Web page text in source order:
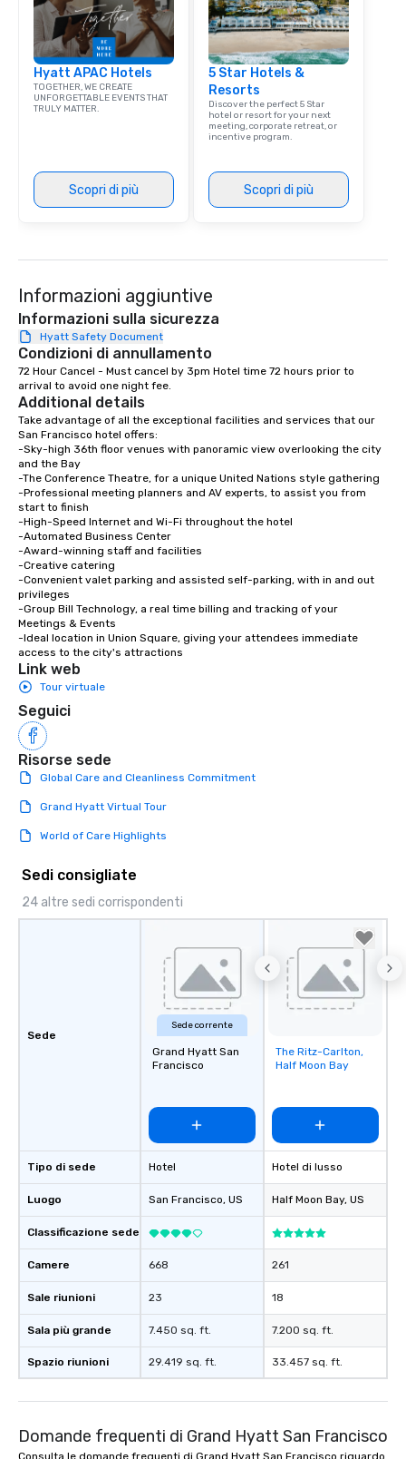
Hyatt APAC Hotels
TOGETHER, WE CREATE
UNFORGETTABLE EVENTS THAT
TRULY MATTER.
Scopri di più
5 Star Hotels &
Resorts
Discover the perfect 5 Star
hotel or resort for your next
meeting, corporate retreat, or
incentive program.
Scopri di più
Informazioni aggiuntive
Informazioni sulla sicurezza
Hyatt Safety Document
Condizioni di annullamento
72 Hour Cancel - Must cancel by 3pm Hotel time 72 hours prior to
arrival to avoid one night fee.
Additional details
Take advantage of all the exceptional facilities and services that our
San Francisco hotel offers:
-Sky-high 36th floor venues with panoramic view overlooking the city
and the Bay
-The Conference Theatre, for a unique United Nations style gathering
-Professional meeting planners and AV experts, to assist you from
start to finish
-High-Speed Internet and Wi-Fi throughout the hotel
-Automated Business Center
-Award-winning staff and facilities
-Creative catering
-Convenient valet parking and assisted self-parking, with in and out
privileges
-Group Bill Technology, a real time billing and tracking of your
Meetings & Events
-Ideal location in Union Square, giving your attendees immediate
access to the city's attractions
Link web
Tour virtuale
Seguici
Risorse sede
Global Care and Cleanliness Commitment
Grand Hyatt Virtual Tour
World of Care Highlights
Sedi consigliate
24 altre sedi corrispondenti
Sede
Tipo di sede
Luogo
Classificazione sede
Camere
Sale riunioni
Sala più grande
Spazio riunioni
Sede corrente
Grand Hyatt San
Francisco
Hotel
San Francisco, US
668
23
7.450 sq. ft.
29.419 sq. ft.
Removed from
favorites
The Ritz-Carlton,
Half Moon Bay
Hotel di lusso
Half Moon Bay, US
261
18
7.200 sq. ft.
33.457 sq. ft.
Domande frequenti di Grand Hyatt San Francisco